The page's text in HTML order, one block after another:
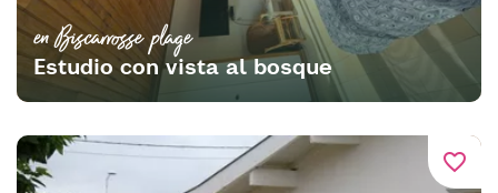
en Biscarrosse plage
Estudio con vista al bosque
favorite_border